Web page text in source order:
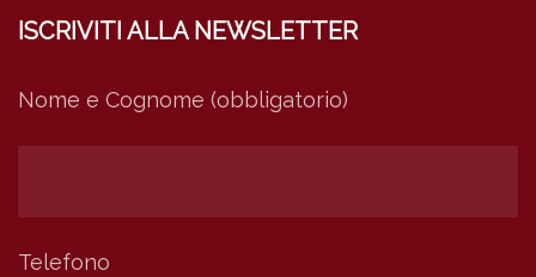
ISCRIVITI ALLA NEWSLETTER
Nome e Cognome (obbligatorio)
Telefono